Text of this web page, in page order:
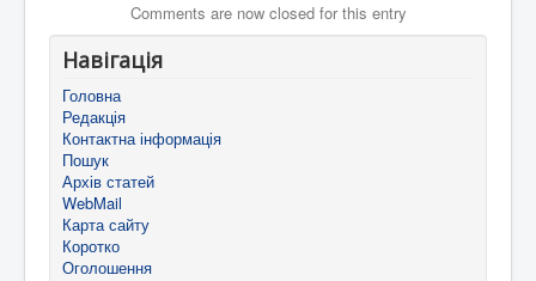
Comments are now closed for this entry
Навігація
Головна
Редакція
Контактна інформація
Пошук
Архів статей
WebMail
Карта сайту
Коротко
Оголошення